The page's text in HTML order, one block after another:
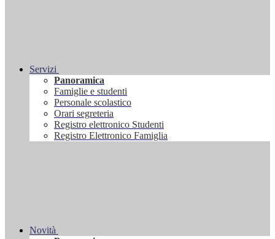
Servizi
Panoramica
Famiglie e studenti
Personale scolastico
Orari segreteria
Registro elettronico Studenti
Registro Elettronico Famiglia
Novità